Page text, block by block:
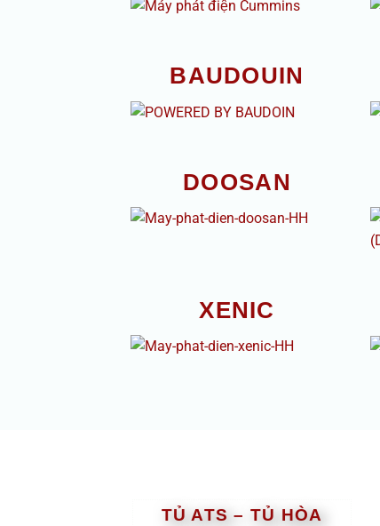
BAUDOUIN
DOOSAN
XENIC
TỦ ATS – TỦ HÒA